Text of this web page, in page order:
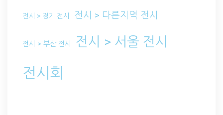
전시 > 경기 전시 전시 > 다른지역 전시
전시 > 부산 전시 전시 > 서울 전시
전시회